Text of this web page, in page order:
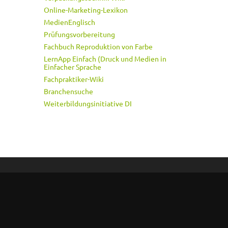
Online-Marketing-Lexikon
MedienEnglisch
Prüfungsvorbereitung
Fachbuch Reproduktion von Farbe
LernApp Einfach (Druck und Medien in
Einfacher Sprache
Fachpraktiker-Wiki
Branchensuche
Weiterbildungsinitiative DI